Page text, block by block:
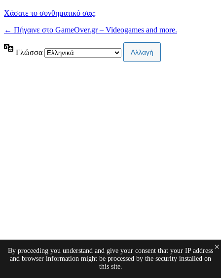
Χάσατε το συνθηματικό σας;
← Πήγαινε στο GameOver.gr – Videogames and more.
Γλώσσα
By proceeding you understand and give your consent that your IP address
and browser information might be processed by the security installed on
this site.
×